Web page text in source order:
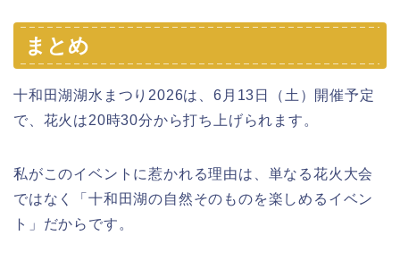
まとめ
十和田湖湖水まつり2026は、6月13日（土）開催予定
で、花火は20時30分から打ち上げられます。
私がこのイベントに惹かれる理由は、単なる花火大会
ではなく「十和田湖の自然そのものを楽しめるイベン
ト」だからです。